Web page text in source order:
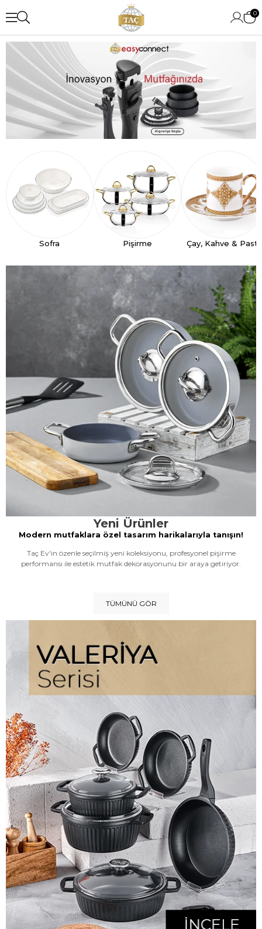
0
Sofra Pişirme Çay, Kahve &
Yeni Ürünler
Modern mutfaklara özel tasarım harikalarıyla tanışın!
Taç Ev'in özenle seçilmiş yeni koleksiyonu, profesyonel pişirme
performansı ile estetik mutfak dekorasyonunu bir araya getiriyor.
TÜMÜNÜ GÖR